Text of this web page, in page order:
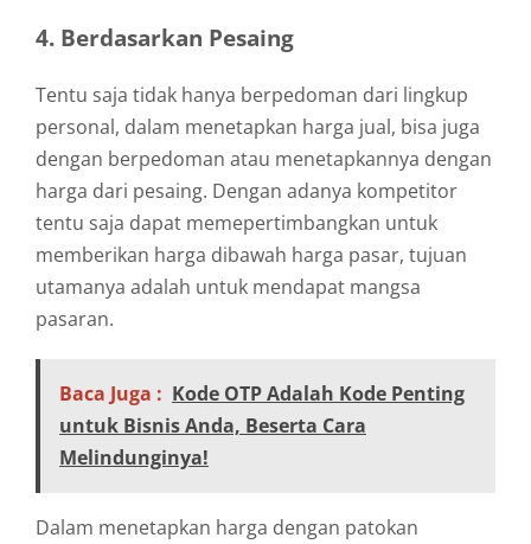
4. Berdasarkan Pesaing
Tentu saja tidak hanya berpedoman dari lingkup
personal, dalam menetapkan harga jual, bisa juga
dengan berpedoman atau menetapkannya dengan
harga dari pesaing. Dengan adanya kompetitor
tentu saja dapat memepertimbangkan untuk
memberikan harga dibawah harga pasar, tujuan
utamanya adalah untuk mendapat mangsa
pasaran.
Baca Juga : Kode OTP Adalah Kode Penting
untuk Bisnis Anda, Beserta Cara
Melindunginya!
Dalam menetapkan harga dengan patokan